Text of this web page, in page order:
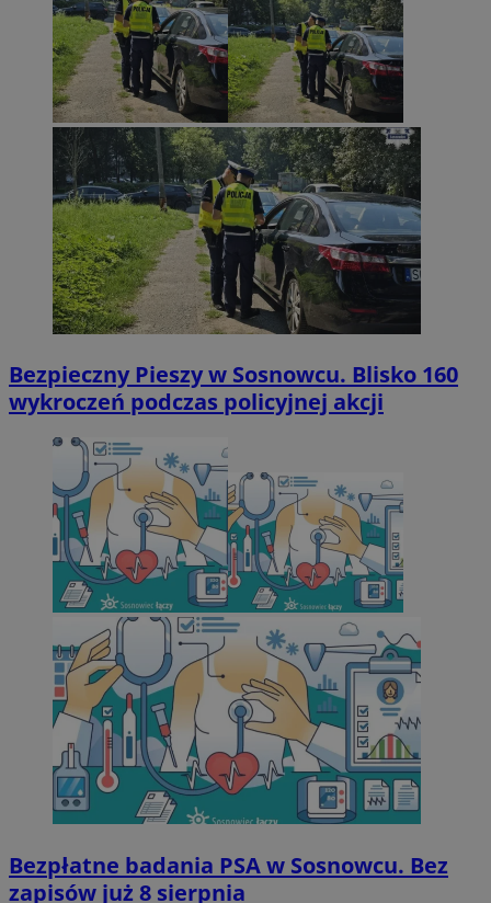
Bezpieczny Pieszy w Sosnowcu. Blisko 160
wykroczeń podczas policyjnej akcji
Bezpłatne badania PSA w Sosnowcu. Bez
zapisów już 8 sierpnia